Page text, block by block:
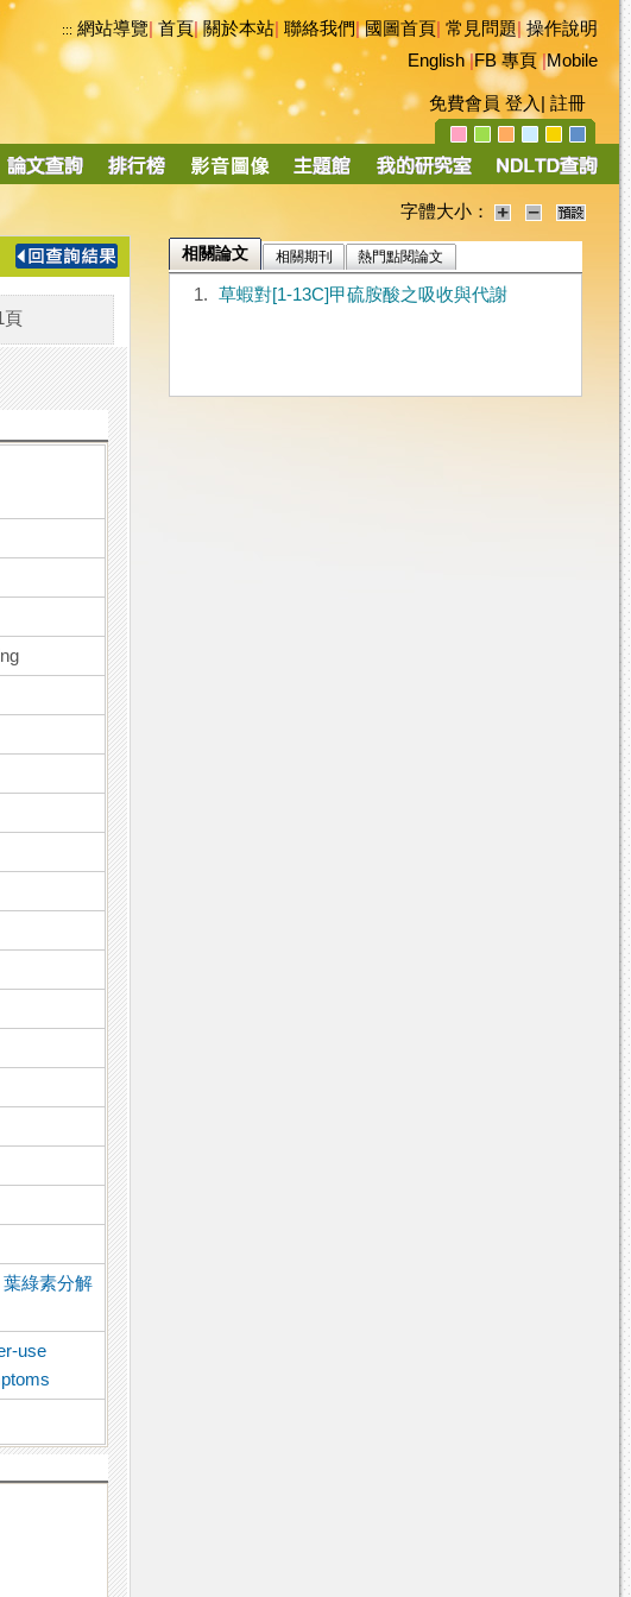
::: 網站導覽|首頁|關於本站 聯絡我們|國圖首頁 常見問題|操作說明
English|FB 專頁|Mobile
免費會員 登入 註冊
字體大小：
頁
葉綠素分解
use
相關論文 相關期刊 熱門點閱論文
1. 草蝦對[1-13C]甲硫胺酸之吸收與代謝